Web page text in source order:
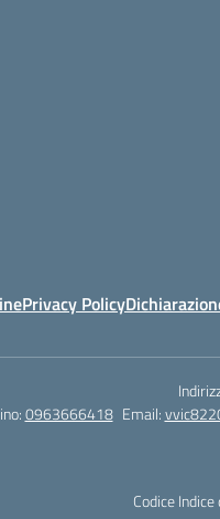
Privacy Policy
0963666418 Email:
Codice